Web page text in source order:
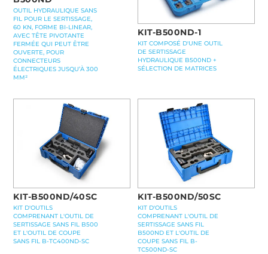
OUTIL HYDRAULIQUE SANS
FIL POUR LE SERTISSAGE,
60 KN, FORME BI-LINEAR,
AVEC TÊTE PIVOTANTE
FERMÉE QUI PEUT ÊTRE
OUVERTE, POUR
CONNECTEURS
ÉLECTRIQUES JUSQU’À 300
MM²
KIT-B500ND-1
KIT COMPOSÉ D'UNE OUTIL
DE SERTISSAGE
HYDRAULIQUE B500ND +
SÉLECTION DE MATRICES
KIT-B500ND/40SC
KIT D'OUTILS
COMPRENANT L'OUTIL DE
SERTISSAGE SANS FIL B500
ET L'OUTIL DE COUPE
SANS FIL B-TC400ND-SC
KIT-B500ND/50SC
KIT D'OUTILS
COMPRENANT L'OUTIL DE
SERTISSAGE SANS FIL
B500ND ET L'OUTIL DE
COUPE SANS FIL B-
TC500ND-SC